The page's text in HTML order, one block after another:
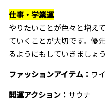
仕事・学業運
やりたいことが色々と増え
ていくことが大切です。優
るようにもしていきましょう
ファッションアイテム： ワ
開運アクション： サウナ